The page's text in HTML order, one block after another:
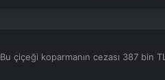
Bu çiçeği koparmanın cezası 387 bin TL